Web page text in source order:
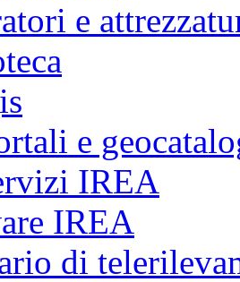
e
e
IREA
IREA
di